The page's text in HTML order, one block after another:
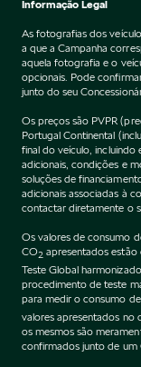
Informação Legal
As fotografias dos
a que a Campanha
aquela fotografia e o
opcionais. Pode
junto do seu
Os preços são PVPR
Portugal Continental
final do veículo, incluindo
adicionais, condições e
soluções de
adicionais associadas à
contactar diretamente o
Os valores de consumo
CO2 apresentados
Teste Global
procedimento de teste
para medir o consumo
valores apresentados no
os mesmos são
confirmados junto de um